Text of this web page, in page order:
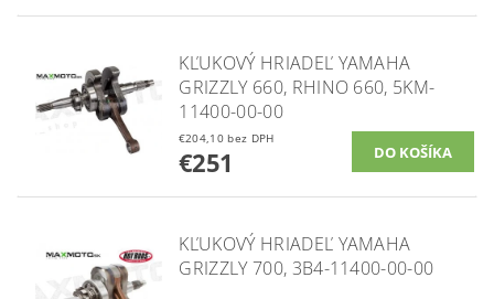
KĽUKOVÝ HRIADEĽ YAMAHA
GRIZZLY 660, RHINO 660, 5KM-
11400-00-00
€204,10 bez DPH
€251
KĽUKOVÝ HRIADEĽ YAMAHA
GRIZZLY 700, 3B4-11400-00-00